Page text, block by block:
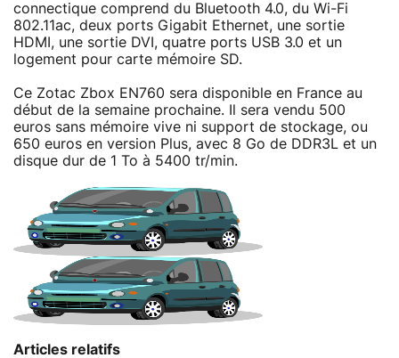
connectique comprend du Bluetooth 4.0, du Wi-Fi
802.11ac, deux ports Gigabit Ethernet, une sortie
HDMI, une sortie DVI, quatre ports USB 3.0 et un
logement pour carte mémoire SD.
Ce Zotac Zbox EN760 sera disponible en France au
début de la semaine prochaine. Il sera vendu 500
euros sans mémoire vive ni support de stockage, ou
650 euros en version Plus, avec 8 Go de DDR3L et un
disque dur de 1 To à 5400 tr/min.
Articles relatifs